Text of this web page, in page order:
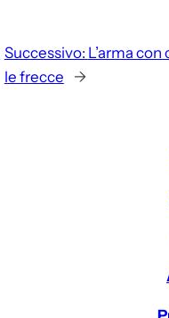
Successivo: L’arma
le frecce
→